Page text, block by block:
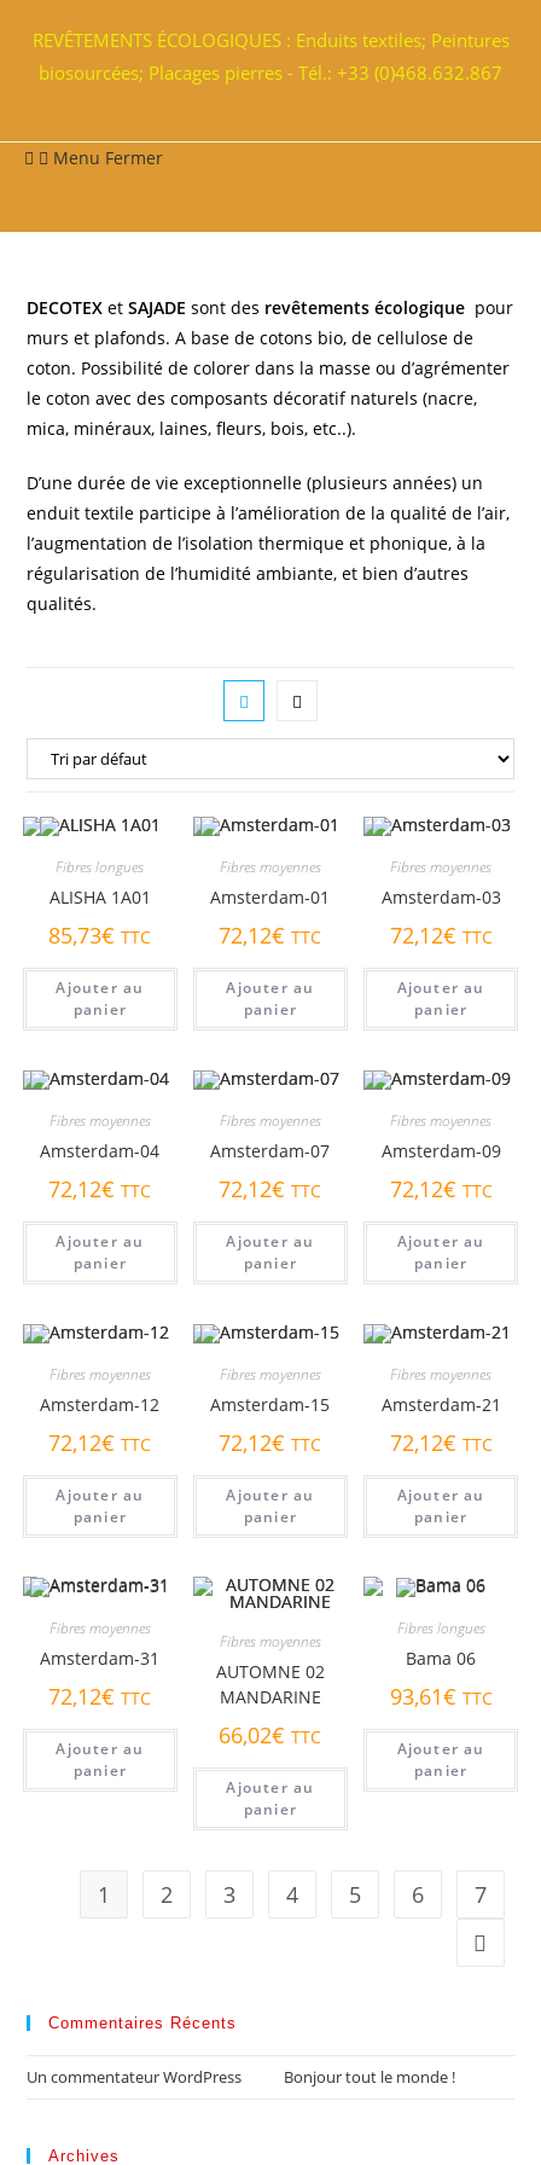
REVÊTEMENTS ÉCOLOGIQUES : Enduits textiles; Peintures
biosourcées; Placages pierres - Tél.: +33 (0)468.632.867
Menu Fermer
DECOTEX etSAJADE sont des revêtements écologique pour
murs et plafonds. A base de cotons bio, de cellulose de
coton. Possibilité de colorer dans la masse ou d’agrémenter
le coton avec des composants décoratif naturels (nacre,
mica, minéraux, laines, fleurs, bois, etc..).
D’une durée de vie exceptionnelle (plusieurs années) un
enduit textile participe à l’amélioration de la qualité de l’air,
l’augmentation de l’isolation thermique et phonique, à la
régularisation de l’humidité ambiante, et bien d’autres
qualités.
Fibres longues
ALISHA 1A01
85,73€ TTC
Ajouter au
panier
Fibres moyennes
Amsterdam-01
72,12€ TTC
Ajouter au
panier
Fibres moyennes
Amsterdam-03
72,12€ TTC
Ajouter au
panier
Fibres moyennes
Amsterdam-04
72,12€ TTC
Ajouter au
panier
Fibres moyennes
Amsterdam-07
72,12€ TTC
Ajouter au
panier
Fibres moyennes
Amsterdam-09
72,12€ TTC
Ajouter au
panier
Fibres moyennes
Amsterdam-12
72,12€ TTC
Ajouter au
panier
Fibres moyennes
Amsterdam-15
72,12€ TTC
Ajouter au
panier
Fibres moyennes
Amsterdam-21
72,12€ TTC
Ajouter au
panier
Fibres moyennes
Amsterdam-31
72,12€ TTC
Ajouter au
panier
Fibres moyennes
AUTOMNE 02
MANDARINE
66,02€ TTC
Ajouter au
panier
Fibres longues
Bama 06
93,61€ TTC
Ajouter au
panier
1 2 3 4 5 6 7
Commentaires Récents
Un commentateur WordPress Bonjour tout le monde !
Archives